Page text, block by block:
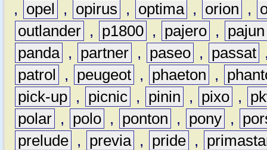
,
opel , opirus , optima , orion ,
outlander , p1800 , pajero ,
pajun
panda , partner , paseo , passat
patrol
, peugeot , phaeton ,
pick-up , picnic , pinin , pixo ,
polar , polo , ponton , pony ,
prelude , previa , pride ,